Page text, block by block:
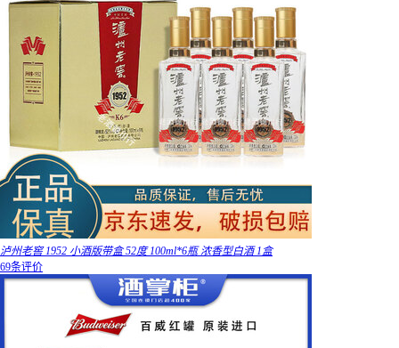
泸州老窖 1952 小酒版带盒 52度 100ml*6瓶 浓香型白酒 1盒
69条评价